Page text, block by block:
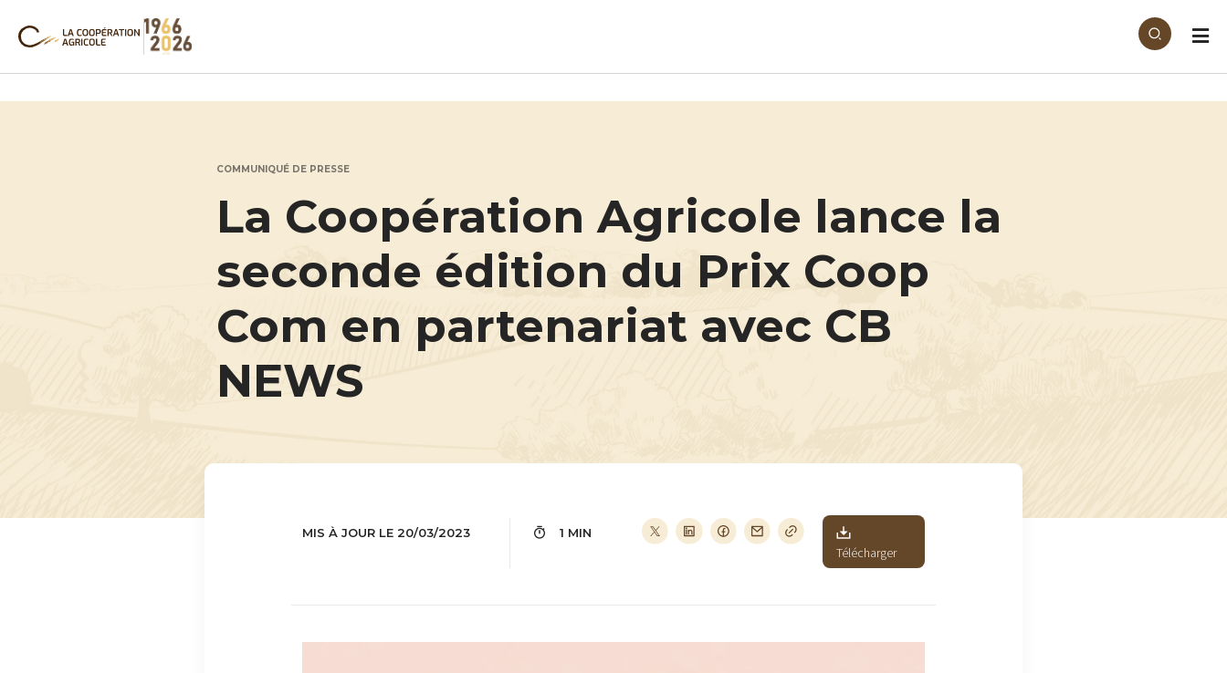
COMMUNIQUÉ DE PRESSE
La Coopération Agricole lance la
seconde édition du Prix Coop
Com en partenariat avec CB
NEWS
MIS À JOUR LE 20/03/2023 1 MIN
Télécharger